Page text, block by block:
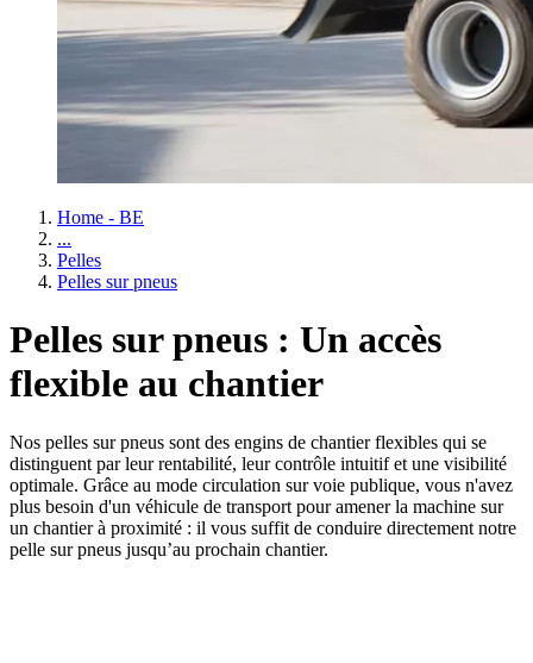
Home - BE
...
Pelles
Pelles sur pneus
Pelles sur pneus : Un accès
flexible au chantier
Nos pelles sur pneus sont des engins de chantier flexibles qui se
distinguent par leur rentabilité, leur contrôle intuitif et une visibilité
optimale. Grâce au mode circulation sur voie publique, vous n'avez
plus besoin d'un véhicule de transport pour amener la machine sur
un chantier à proximité : il vous suffit de conduire directement notre
pelle sur pneus jusqu’au prochain chantier.